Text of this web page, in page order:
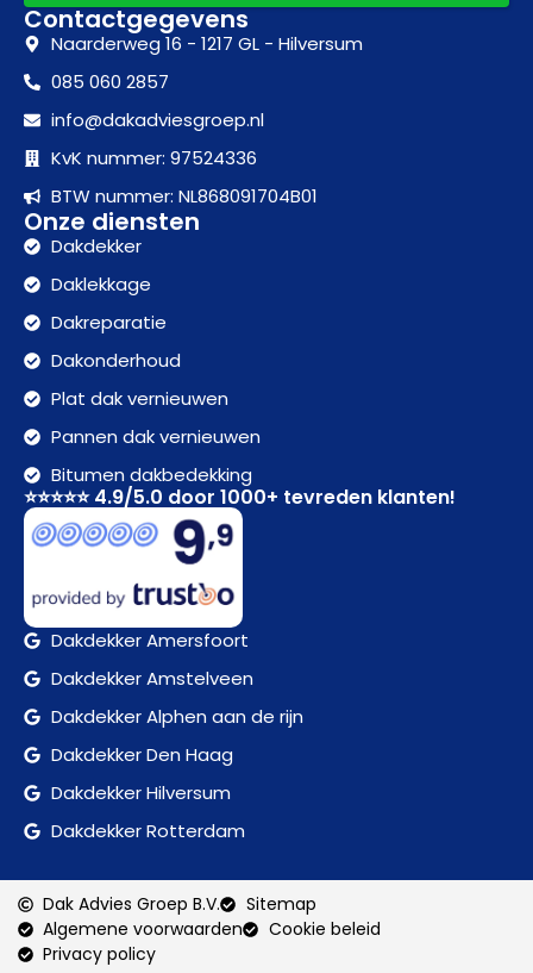
Contactgegevens
Naarderweg 16 - 1217 GL - Hilversum
085 060 2857
info@dakadviesgroep.nl
KvK nummer: 97524336
BTW nummer: NL868091704B01
Onze diensten
Dakdekker
Daklekkage
Dakreparatie
Dakonderhoud
Plat dak vernieuwen
Pannen dak vernieuwen
Bitumen dakbedekking
⭐⭐⭐⭐⭐ 4.9/5.0 door 1000+ tevreden klanten!
Dakdekker Amersfoort
Dakdekker Amstelveen
Dakdekker Alphen aan de rijn
Dakdekker Den Haag
Dakdekker Hilversum
Dakdekker Rotterdam
Dak Advies Groep B.V.
Sitemap
Algemene voorwaarden
Cookie beleid
Privacy policy